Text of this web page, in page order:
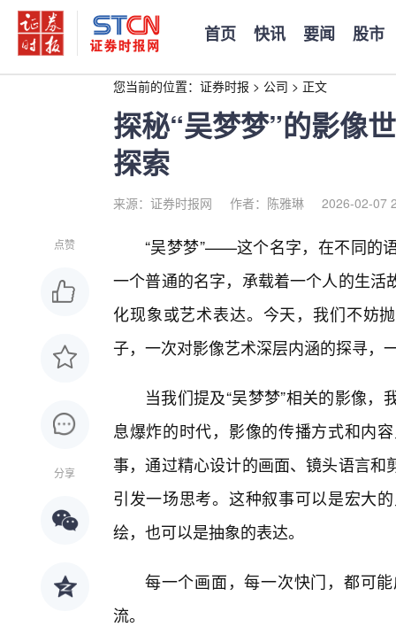
首页 快讯 要闻 股市
您当前的位置： 证券时报 > 公司 > 正文
探秘“吴梦梦”的影像
探索
来源：证券时报网 作者：陈雅琳 2026-02-07
点赞
分享
“吴梦梦”——这个名字，在不同的
一个普通的名字，承载着一个人的生
化现象或艺术表达。今天，我们不妨
子，一次对影像艺术深层内涵的探寻，
当我们提及“吴梦梦”相关的影像
息爆炸的时代，影像的传播方式和内
事，通过精心设计的画面、镜头语言
引发一场思考。这种叙事可以是宏大
绘，也可以是抽象的表达。
每一个画面，每一次快门，都可
流。